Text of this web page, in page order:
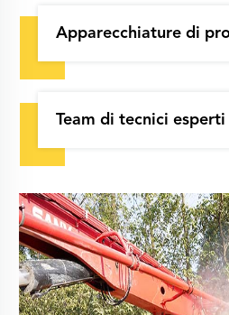
Apparecchiature di
Team di tecnici esperti